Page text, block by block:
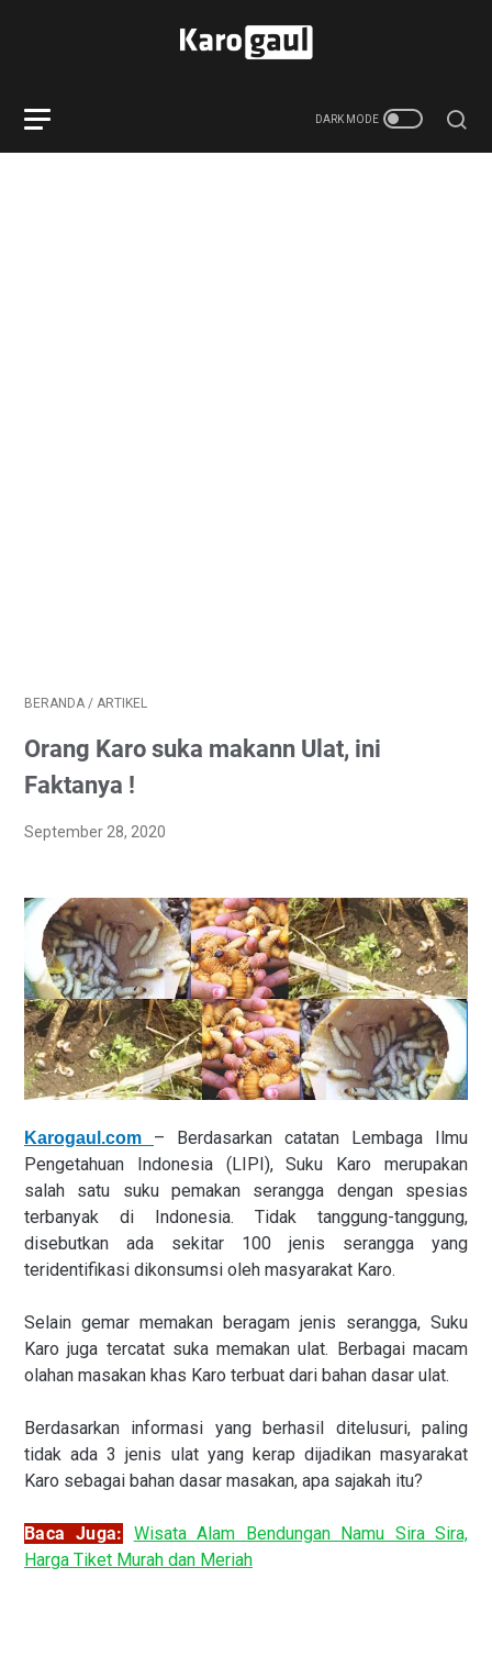
BERANDA / ARTIKEL
Orang Karo suka makann Ulat, ini
Faktanya !
September 28, 2020
Karogaul.com
– Berdasarkan catatan Lembaga Ilmu
Pengetahuan Indonesia (LIPI), Suku Karo merupakan
salah satu suku pemakan serangga dengan spesias
terbanyak di Indonesia. Tidak tanggung-tanggung,
disebutkan ada sekitar 100 jenis serangga yang
teridentifikasi dikonsumsi oleh masyarakat Karo.
Selain gemar memakan beragam jenis serangga, Suku
Karo juga tercatat suka memakan ulat. Berbagai macam
olahan masakan khas Karo terbuat dari bahan dasar ulat.
Berdasarkan informasi yang berhasil ditelusuri, paling
tidak ada 3 jenis ulat yang kerap dijadikan masyarakat
Karo sebagai bahan dasar masakan, apa sajakah itu?
Baca Juga:
Wisata Alam Bendungan Namu Sira Sira,
Harga Tiket Murah dan Meriah